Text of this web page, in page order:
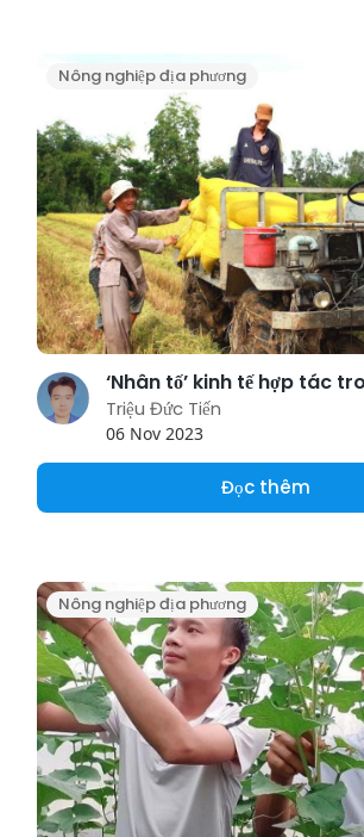
Nông nghiệp địa phương
Triệu Đức Tiến
06 Nov 2023
Đọc thêm
Nông nghiệp địa phương